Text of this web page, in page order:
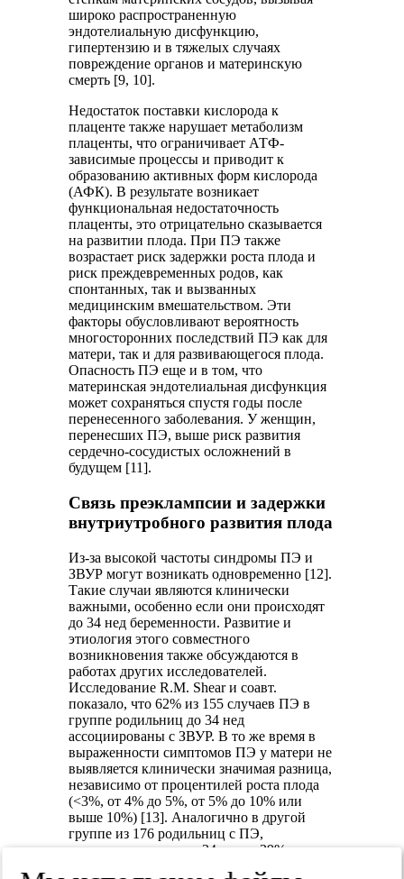
широко распространенную
эндотелиальную дисфункцию,
гипертензию и в тяжелых случаях
повреждение органов и материнскую
смерть [9, 10].
Недостаток поставки кислорода к
плаценте также нарушает метаболизм
плаценты, что ограничивает АТФ-
зависимые процессы и приводит к
образованию активных форм кислорода
(АФК). В результате возникает
функциональная недостаточность
плаценты, это отрицательно сказывается
на развитии плода. При ПЭ также
возрастает риск задержки роста плода и
риск преждевременных родов, как
спонтанных, так и вызванных
медицинским вмешательством. Эти
факторы обусловливают вероятность
многосторонних последствий ПЭ как для
матери, так и для развивающегося плода.
Опасность ПЭ еще и в том, что
материнская эндотелиальная дисфункция
может сохраняться спустя годы после
перенесенного заболевания. У женщин,
перенесших ПЭ, выше риск развития
сердечно-сосудистых осложнений в
будущем [11].
Связь преэклампсии и задержки
внутриутробного развития плода
Из-за высокой частоты синдромы ПЭ и
ЗВУР могут возникать одновременно [12].
Такие случаи являются клинически
важными, особенно если они происходят
до 34 нед беременности. Развитие и
этиология этого совместного
возникновения также обсуждаются в
работах других исследователей.
Исследование R.M. Shear и соавт.
показало, что 62% из 155 случаев ПЭ в
группе родильниц до 34 нед
ассоциированы с ЗВУР. В то же время в
выраженности симптомов ПЭ у матери не
выявляется клинически значимая разница,
независимо от процентилей роста плода
(<3%, от 4% до 5%, от 5% до 10% или
выше 10%) [13]. Аналогично в другой
группе из 176 родильниц с ПЭ,
родоразрешенных до 34 нед, в 39%